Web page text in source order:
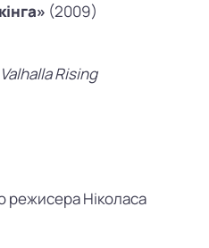
(2009)
Valhalla Rising
режисера Ніколаса